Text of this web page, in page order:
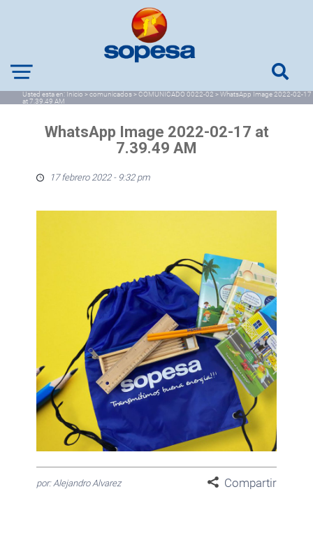
Usted esta en: Inicio > comunicados> COMUNICADO 0022-02 > WhatsApp Image 2022-02-17
at 7.39.49 AM
WhatsApp Image 2022-02-17 at
7.39.49 AM
17 febrero 2022 - 9:32 pm
por: Alejandro Alvarez Compartir